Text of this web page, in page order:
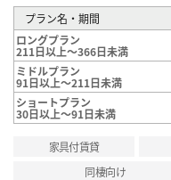
プラン名・期間
ロングプラン
211日以上～366日未満
ミドルプラン
91日以上～211日未満
ショートプラン
30日以上～91日未満
家具付賃貸
同棲向け